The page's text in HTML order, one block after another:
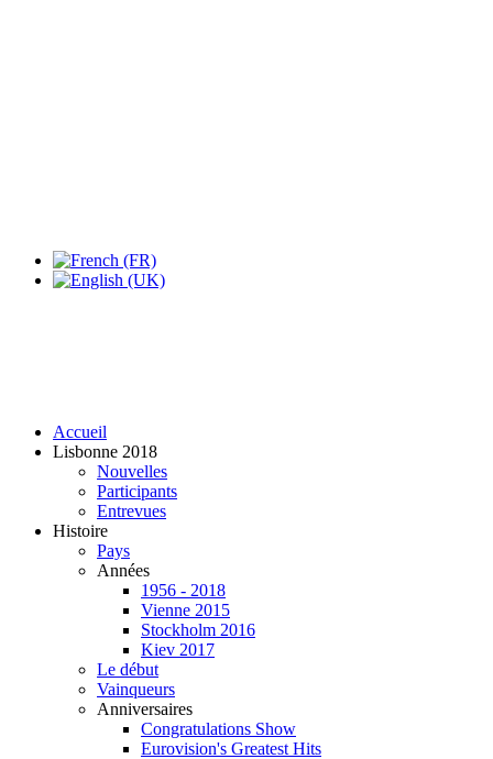
Accueil
Lisbonne 2018
Nouvelles
Participants
Entrevues
Histoire
Pays
Années
1956 - 2018
Vienne 2015
Stockholm 2016
Kiev 2017
Le début
Vainqueurs
Anniversaires
Congratulations Show
Eurovision's Greatest Hits